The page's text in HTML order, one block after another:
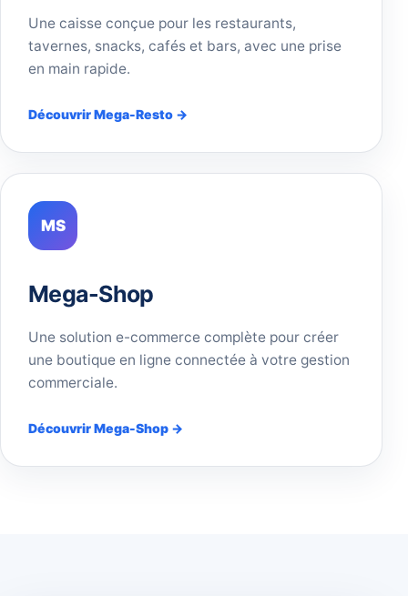
Une caisse conçue pour les restaurants,
tavernes, snacks, cafés et bars, avec une prise
en main rapide.
Découvrir Mega-Resto →
MS
Mega-Shop
Une solution e-commerce complète pour créer
une boutique en ligne connectée à votre gestion
commerciale.
Découvrir Mega-Shop →